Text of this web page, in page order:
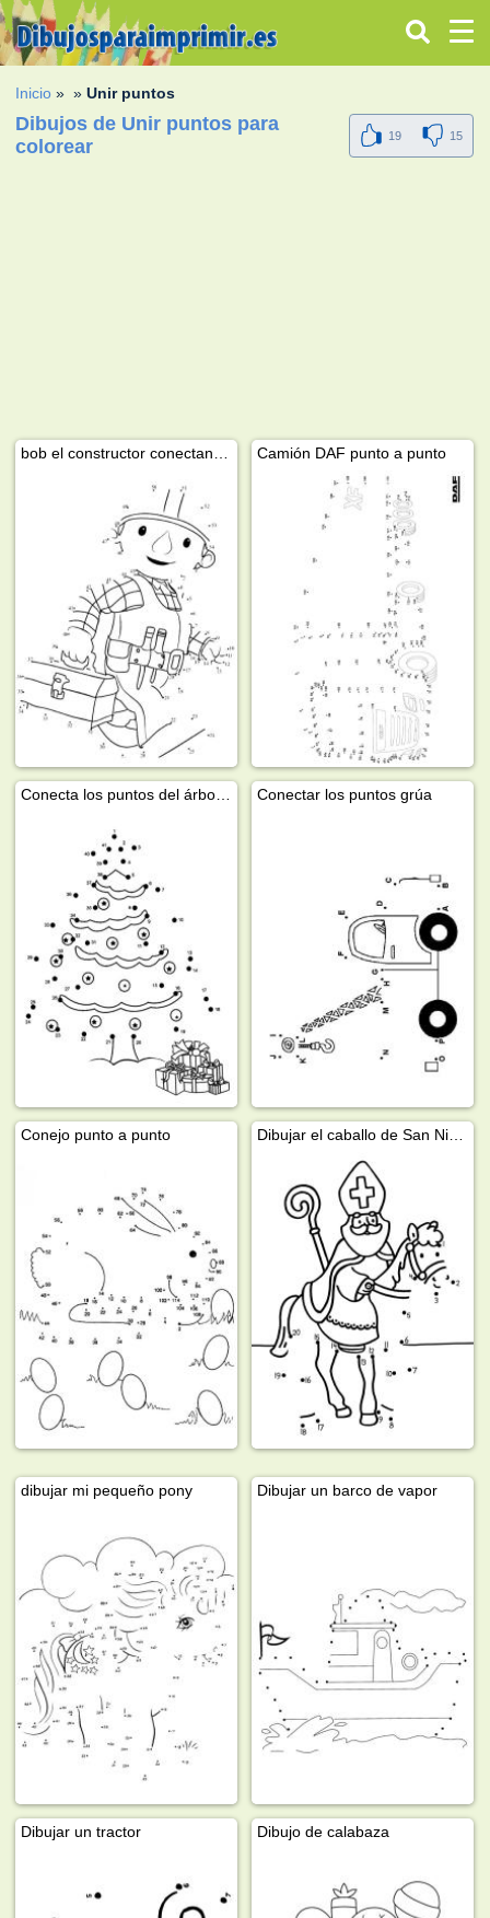
Inicio » »Unir puntos
Dibujos de Unir puntos para
colorear
19 15
Camión DAF punto a punto
Conectar los puntos grúa
Conejo punto a punto Dibujar el caballo de San Nicolás
dibujar mi pequeño pony Dibujar un barco de vapor
Dibujar un tractor Dibujo de calabaza